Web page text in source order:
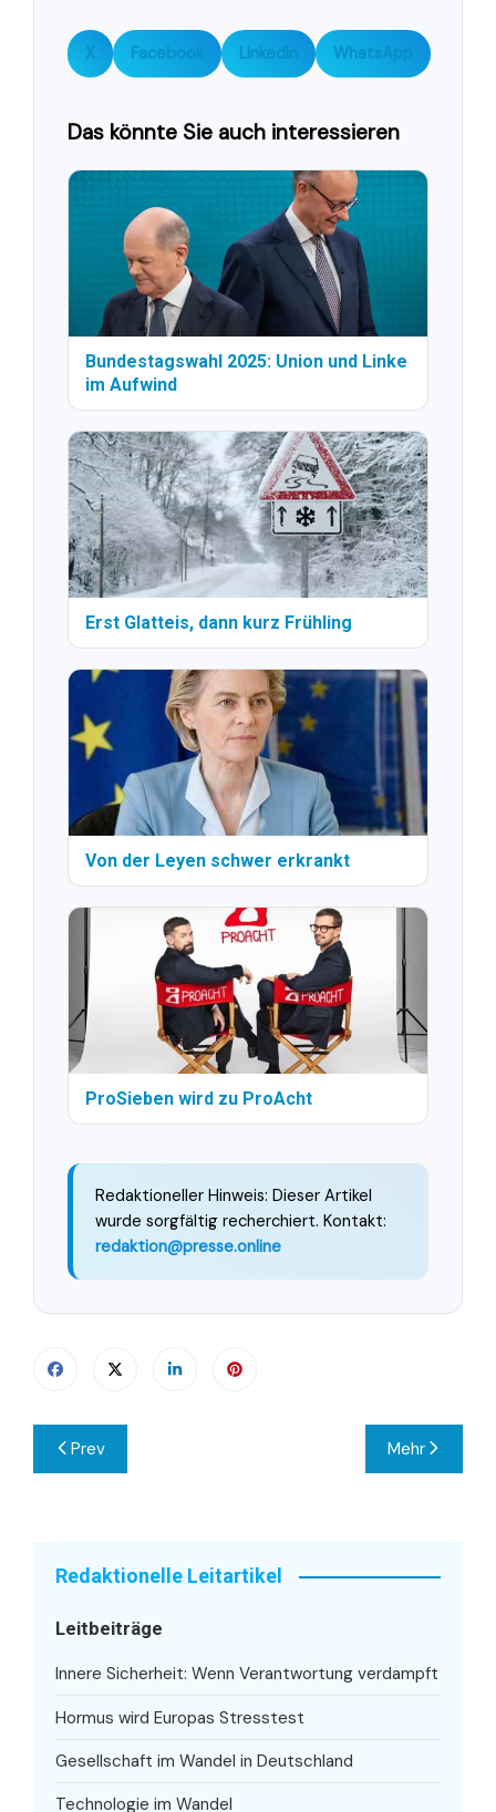
X Facebook LinkedIn WhatsApp
Das könnte Sie auch interessieren
Bundestagswahl 2025: Union und Linke
im Aufwind
Erst Glatteis, dann kurz Frühling
Von der Leyen schwer erkrankt
ProSieben wird zu ProAcht
Redaktioneller Hinweis: Dieser Artikel
wurde sorgfältig recherchiert. Kontakt:
redaktion@presse.online
Beitragsnavigation
Prev Mehr
Redaktionelle Leitartikel
Leitbeiträge
Innere Sicherheit: Wenn Verantwortung verdampft
Hormus wird Europas Stresstest
Gesellschaft im Wandel in Deutschland
Technologie im Wandel